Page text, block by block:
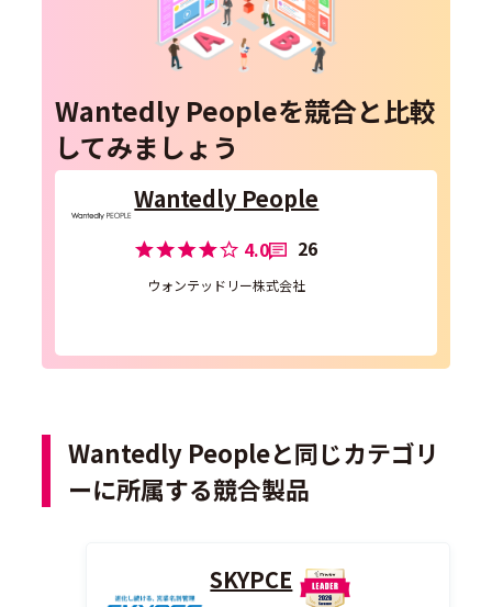
Wantedly Peopleを競合と比較
してみましょう
Wantedly People
4.0 26
ウォンテッドリー株式会社
Wantedly Peopleと同じカテゴリ
ーに所属する競合製品
SKYPCE